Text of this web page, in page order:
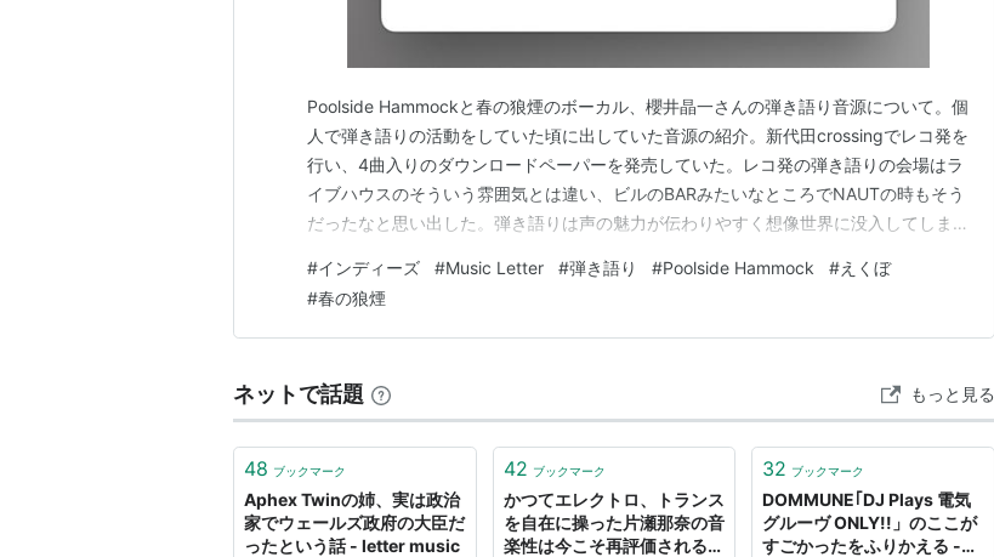
Poolside Hammockと春の狼煙のボーカル、櫻井晶一さんの弾き語り音源について。個
人で弾き語りの活動をしていた頃に出していた音源の紹介。新代田crossingでレコ発を
行い、4曲入りのダウンロードペーパーを発売していた。レコ発の弾き語りの会場はラ
イブハウスのそういう雰囲気とは違い、ビルのBARみたいなところでNAUTの時もそう
だったなと思い出した。弾き語りは声の魅力が伝わりやすく想像世界に没入してしま
Hammockと春の狼煙についても書いたのでそちらもよければ↓ rvyfcloi57gdjm1.h…
#インディーズ #Music Letter #弾き語り #Poolside Hammock #えくぼ
#春の狼煙
ネットで話題 もっと見る
48 ブックマーク
Aphex Twinの姉、実は政治
家でウェールズ政府の大臣だ
ったという話 - letter music
42 ブックマーク
かつてエレクトロ、トランス
を自在に操った片瀬那奈の音
楽性は今こそ再評価されるべ
32 ブックマーク
DOMMUNE｢DJ Plays 電気
グルーヴ ONLY!!」のここが
すごかったをふりかえる -